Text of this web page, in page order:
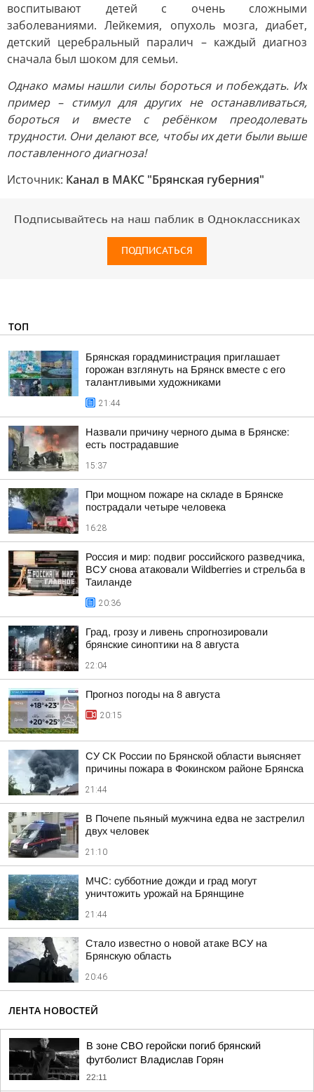
воспитывают детей с очень сложными
заболеваниями. Лейкемия, опухоль мозга, диабет,
детский церебральный паралич – каждый диагноз
сначала был шоком для семьи.
Однако мамы нашли силы бороться и побеждать. Их
пример – стимул для других не останавливаться,
бороться и вместе с ребёнком преодолевать
трудности. Они делают все, чтобы их дети были выше
поставленного диагноза!
Источник: Канал в МАКС "Брянская губерния"
Подписывайтесь на наш паблик в Одноклассниках
ПОДПИСАТЬСЯ
ТОП
Брянская горадминистрация приглашает
горожан взглянуть на Брянск вместе с его
талантливыми художниками
21:44
Назвали причину черного дыма в Брянске:
есть пострадавшие
15:37
При мощном пожаре на складе в Брянске
пострадали четыре человека
16:28
Россия и мир: подвиг российского разведчика,
ВСУ снова атаковали Wildberries и стрельба в
Таиланде
20:36
Град, грозу и ливень спрогнозировали
брянские синоптики на 8 августа
22:04
Прогноз погоды на 8 августа
20:15
СУ СК России по Брянской области выясняет
причины пожара в Фокинском районе Брянска
21:44
В Почепе пьяный мужчина едва не застрелил
двух человек
21:10
МЧС: субботние дожди и град могут
уничтожить урожай на Брянщине
21:44
Стало известно о новой атаке ВСУ на
Брянскую область
20:46
ЛЕНТА НОВОСТЕЙ
В зоне СВО геройски погиб брянский
футболист Владислав Горян
22:11